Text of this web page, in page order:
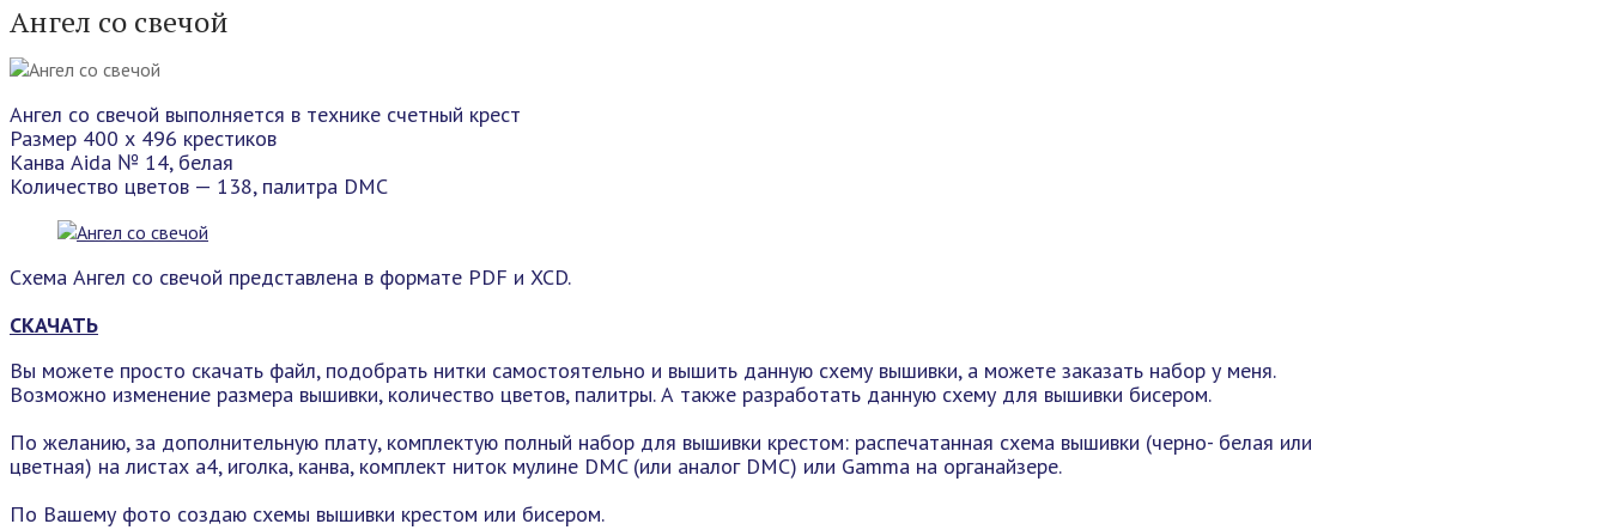
Ангел со свечой
Ангел со свечой выполняется в технике счетный крест
Размер 400 х 496 крестиков
Канва Aida № 14, белая
Количество цветов — 138, палитра DMC
Схема Ангел со свечой представлена в формате PDF и XCD.
СКАЧАТЬ
Вы можете просто скачать файл, подобрать нитки самостоятельно и вышить данную схему вышивки, а можете заказать набор у меня.
Возможно изменение размера вышивки, количество цветов, палитры. А также разработать данную схему для вышивки бисером.
По желанию, за дополнительную плату, комплектую полный набор для вышивки крестом: распечатанная схема вышивки (черно- белая или
цветная) на листах а4, иголка, канва, комплект ниток мулине DMC (или аналог DMC) или Gamma на органайзере.
По Вашему фото создаю схемы вышивки крестом или бисером.